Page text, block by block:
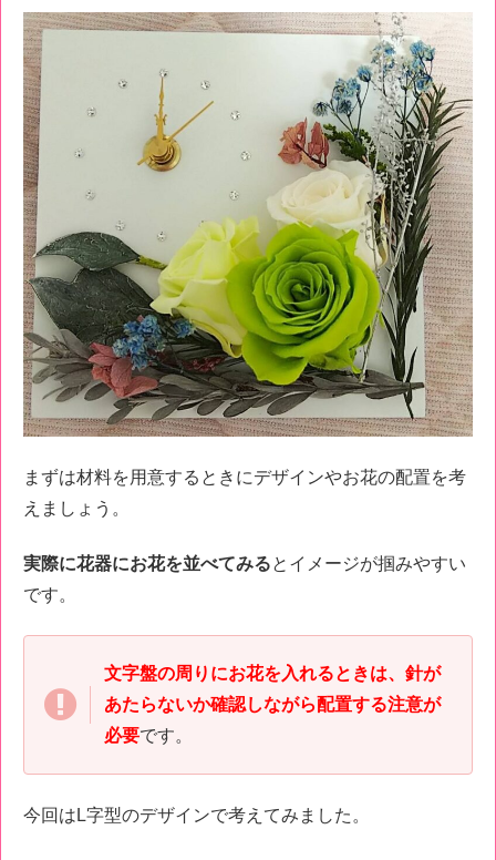
まずは材料を用意するときにデザインやお花の配置を考
えましょう。
実際に花器にお花を並べてみるとイメージが掴みやすい
です。
文字盤の周りにお花を入れるときは、針が
あたらないか確認しながら配置する注意が
必要です。
今回はL字型のデザインで考えてみました。